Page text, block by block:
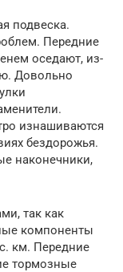
подвеска.
Передние
оседают, из-
Довольно
изнашиваются
бездорожья.
наконечники,
так как
компоненты
км. Передние
тормозные